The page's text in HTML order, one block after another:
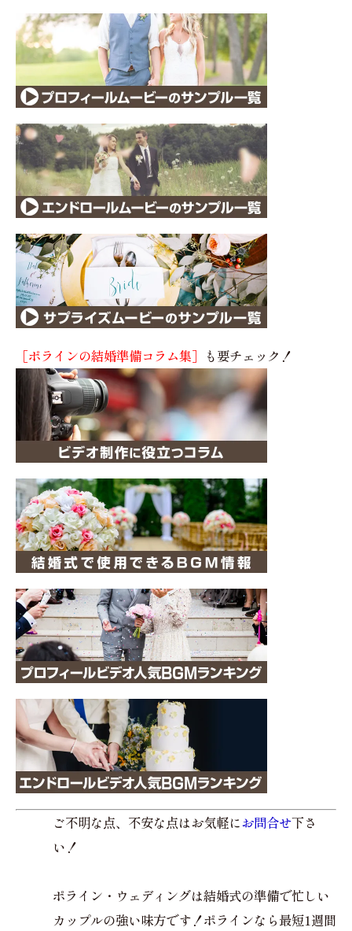
［ポラインの結婚準備コラム集］ も要チェック！
ご不明な点、不安な点はお気軽にお問合せ下さ
い！
ポライン・ウェディングは結婚式の準備で忙しい
カップルの強い味方です！ポラインなら最短1週間